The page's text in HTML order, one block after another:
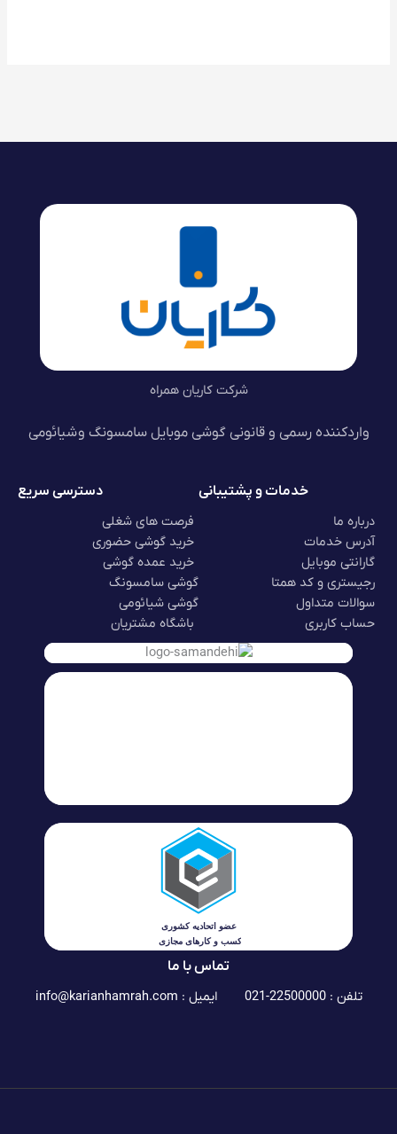
شرکت کاریان همراه
واردکننده رسمی و قانونی گوشی موبایل سامسونگ و شیائومی
خدمات و پشتیبانی
درباره ما
آدرس خدمات
گارانتی موبایل
رجیستری و کد همتا
سوالات متداول
حساب کاربری
دسترسی سریع
فرصت های شغلی
خرید گوشی حضوری
خرید عمده گوشی
گوشی سامسونگ
گوشی شیائومی
باشگاه مشتریان
تماس با ما
تلفن : 22500000-021 ایمیل : info@karianhamrah.com